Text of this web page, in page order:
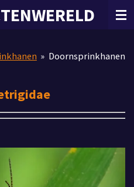
» Doornsprinkhanen